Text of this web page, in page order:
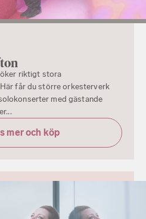
riktigt stora
får du större orkesterverk
med gästande
mer och köp